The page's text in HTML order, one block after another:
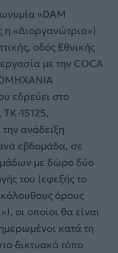
«DAM
η «Διοργανώτρια»)
οδός Εθνικής
με την COCA
στο
15125,
ανάδειξη
εβδομάδα, σε
με δώρο δύο
του (εφεξής το
όρους
οι οποίοι θα είναι
κατά τη
δικτυακό τόπο